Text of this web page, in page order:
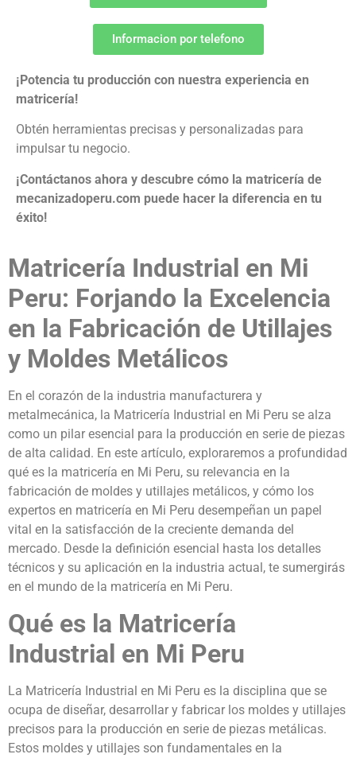
Informacion por telefono
¡Potencia tu producción con nuestra experiencia en
matricería!
Obtén herramientas precisas y personalizadas para
impulsar tu negocio.
¡Contáctanos ahora y descubre cómo la matricería de
mecanizadoperu.com puede hacer la diferencia en tu
éxito!
Matricería Industrial en Mi
Peru: Forjando la Excelencia
en la Fabricación de Utillajes
y Moldes Metálicos
En el corazón de la industria manufacturera y
metalmecánica, la Matricería Industrial en Mi Peru se alza
como un pilar esencial para la producción en serie de piezas
de alta calidad. En este artículo, exploraremos a profundidad
qué es la matricería en Mi Peru, su relevancia en la
fabricación de moldes y utillajes metálicos, y cómo los
expertos en matricería en Mi Peru desempeñan un papel
vital en la satisfacción de la creciente demanda del
mercado. Desde la definición esencial hasta los detalles
técnicos y su aplicación en la industria actual, te sumergirás
en el mundo de la matricería en Mi Peru.
Qué es la Matricería
Industrial en Mi Peru
La Matricería Industrial en Mi Peru es la disciplina que se
ocupa de diseñar, desarrollar y fabricar los moldes y utillajes
precisos para la producción en serie de piezas metálicas.
Estos moldes y utillajes son fundamentales en la